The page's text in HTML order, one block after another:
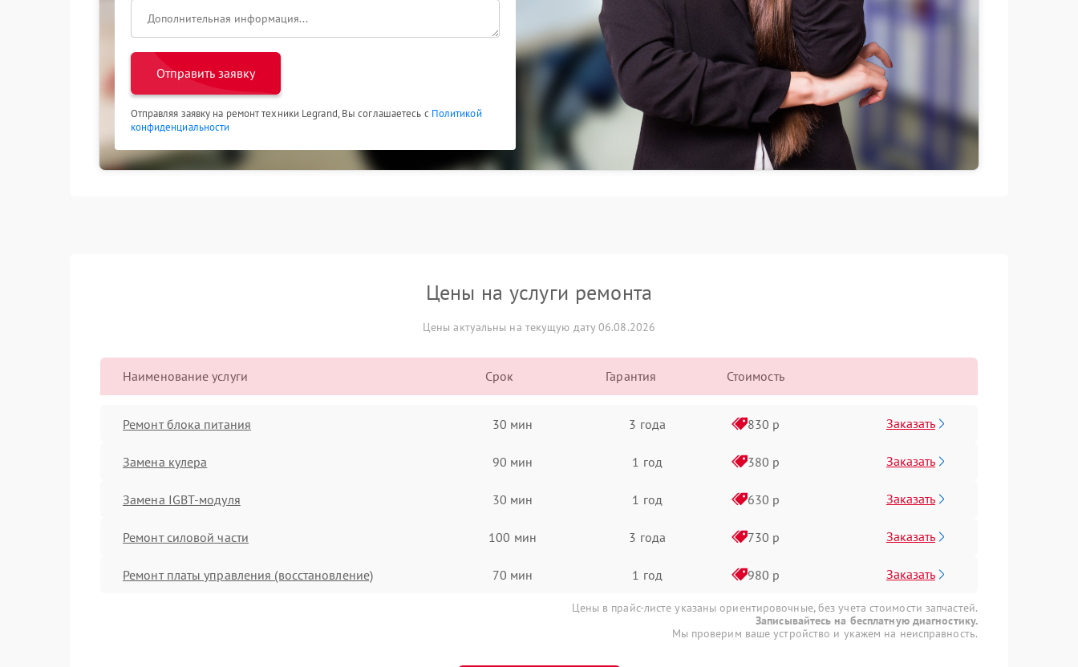
Отправить заявку
Отправляя заявку на ремонт техники Legrand, Вы соглашаетесь с Политикой
конфиденциальности
Цены на услуги ремонта
Цены актуальны на текущую дату 06.08.2026
Наименование услуги Срок Гарантия Стоимость
Ремонт блока питания 30 мин 3 года 830 р Заказать
Замена кулера 90 мин 1 год 380 р Заказать
Замена IGBT-модуля 30 мин 1 год 630 р Заказать
Ремонт силовой части 100 мин 3 года 730 р Заказать
Ремонт платы управления (восстановление) 70 мин 1 год 980 р Заказать
Цены в прайс-листе указаны ориентировочные, без учета стоимости запчастей.
Записывайтесь на бесплатную диагностику.
Мы проверим ваше устройство и укажем на неисправность.